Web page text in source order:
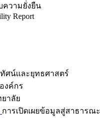
ความยั่งยืน
Report
ศน์และยุทธศาสตร์
งค์กร
าลัย
การเปิดเผยข้อมูลสู่สาธารณะ